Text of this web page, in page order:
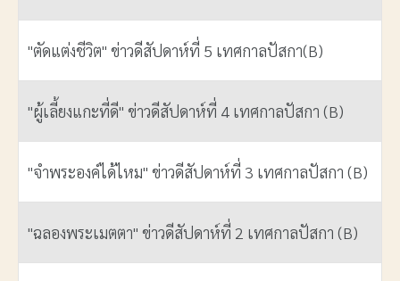
"ตัดแต่งชีวิต" ข่าวดีสัปดาห์ที่ 5 เทศกาลปัสกา(B)
"ผู้เลี้ยงแกะที่ดี" ข่าวดีสัปดาห์ที่ 4 เทศกาลปัสกา (B)
"จำพระองค์ได้ไหม" ข่าวดีสัปดาห์ที่ 3 เทศกาลปัสกา (B)
"ฉลองพระเมตตา" ข่าวดีสัปดาห์ที่ 2 เทศกาลปัสกา (B)